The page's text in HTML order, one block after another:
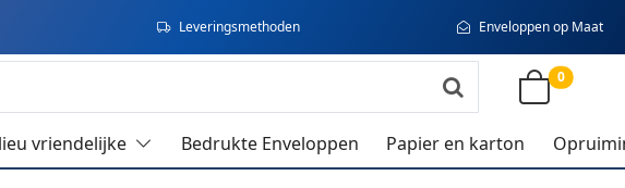
Leveringsmethoden Enveloppen op Maat
0
vriendelijke Bedrukte Enveloppen Papier en karton